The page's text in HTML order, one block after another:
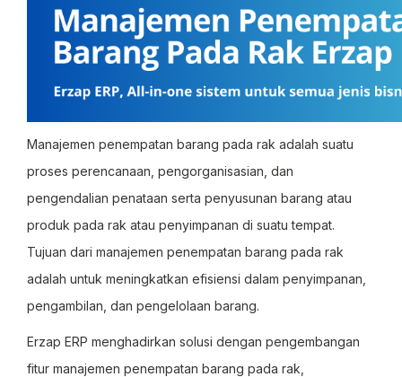
Manajemen penempatan barang pada rak adalah suatu
proses perencanaan, pengorganisasian, dan
pengendalian penataan serta penyusunan barang atau
produk pada rak atau penyimpanan di suatu tempat.
Tujuan dari manajemen penempatan barang pada rak
adalah untuk meningkatkan efisiensi dalam penyimpanan,
pengambilan, dan pengelolaan barang.
Erzap ERP menghadirkan solusi dengan pengembangan
fitur manajemen penempatan barang pada rak,